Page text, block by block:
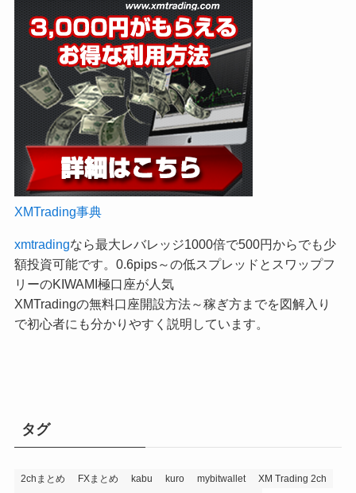
XMTrading事典
xmtradingなら最大レバレッジ1000倍で500円からでも少
額投資可能です。0.6pips～の低スプレッドとスワップフ
リーのKIWAMI極口座が人気
XMTradingの無料口座開設方法～稼ぎ方までを図解入り
で初心者にも分かりやすく説明しています。
タグ
2chまとめ FXまとめ kabu kuro mybitwallet
XM Trading 2ch